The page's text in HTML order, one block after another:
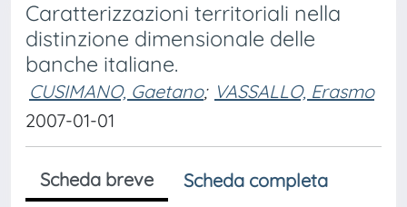
Caratterizzazioni territoriali nella
distinzione dimensionale delle
banche italiane.
CUSIMANO, Gaetano; VASSALLO, Erasmo
2007-01-01
Scheda breve
Scheda completa